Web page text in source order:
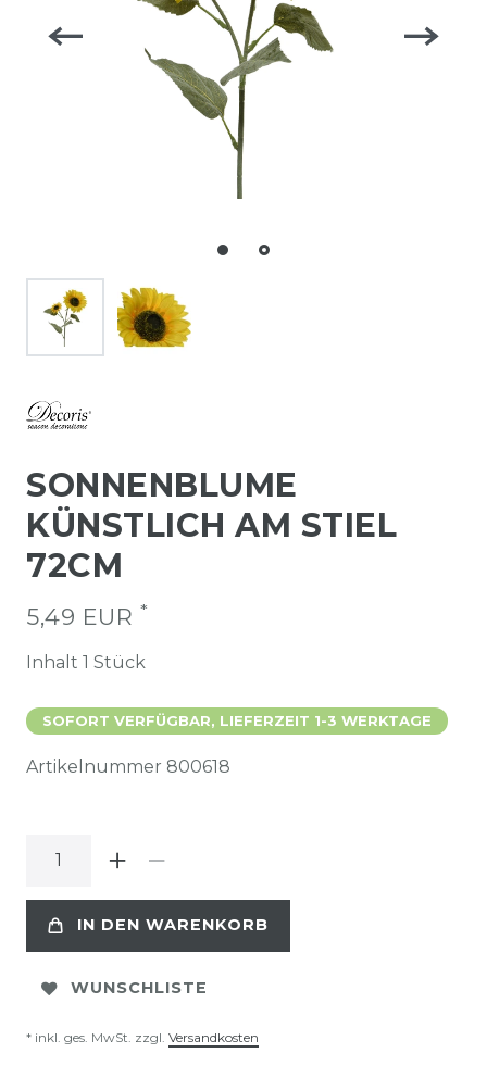
SONNENBLUME
KÜNSTLICH AM STIEL
72CM
5,49 EUR *
Inhalt 1 Stück
SOFORT VERFÜGBAR, LIEFERZEIT 1-3 WERKTAGE
Artikelnummer 800618
IN DEN WARENKORB
WUNSCHLISTE
* inkl. ges. MwSt. zzgl. Versandkosten